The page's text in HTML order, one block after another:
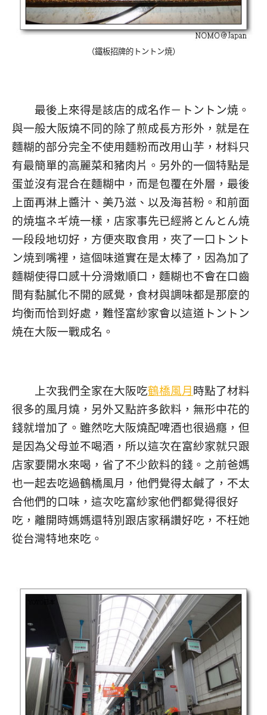
（鐵板招牌的 トントン焼）
最後上來得是該店的成名作－トントン焼。
與一般大阪燒不同的除了煎成長方形外，就是在
麵糊的部分完全不使用麵粉而改用山芋，材料只
有最簡單的高麗菜和豬肉片。另外的一個特點是
蛋並沒有混合在麵糊中，而是包覆在外層，最後
上面再淋上醬汁、美乃滋、以及海苔粉。和前面
的焼塩ネギ焼一樣，店家事先已經將とんとん焼
一段段地切好，方便夾取食用，夾了一口トント
ン焼到嘴裡，這個味道實在是太棒了，因為加了
麵糊使得口感十分滑嫩順口，麵糊也不會在口齒
間有黏膩化不開的感覺，食材與調味都是那麼的
均衡而恰到好處，難怪富紗家會以這道トントン
焼在大阪一戰成名。
上次我們全家在大阪吃鶴橋風月時點了材料
很多的風月燒，另外又點許多飲料，無形中花的
錢就增加了。雖然吃大阪燒配啤酒也很過癮，但
是因為父母並不喝酒，所以這次在富紗家就只跟
店家要開水來喝，省了不少飲料的錢。之前爸媽
也一起去吃過鶴橋風月，他們覺得太鹹了，不太
合他們的口味，這次吃富紗家他們都覺得很好
吃，離開時媽媽還特別跟店家稱讚好吃，不枉她
從台灣特地來吃。